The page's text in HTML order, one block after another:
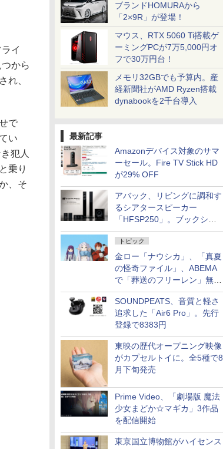
ブランドHOMURAから
「2×9R」が登場！
マウス、RTX 5060 Ti搭載ゲ
ーミングPCが7万5,000円オ
フで30万円台！
メモリ32GBでも予算内。産
経新聞社がAMD Ryzen搭載
dynabookを2千台導入
最新記事
Amazonデバイス対象のサマ
ーセール。Fire TV Stick HD
が29% OFF
アバック、リビングに調和す
るシアタースピーカー
「HFSP250」。ブックシェ
ルフはペア3万円以下
トピック
金ロー「ナウシカ」、「真夏
の怪奇ファイル」、ABEMA
で「葬送のフリーレン」無料
配信など。夏の特番・配信情
報
SOUNDPEATS、音質と軽さ
追求した「Air6 Pro」。先行
登録で8383円
東映の歴代オープニング映像
がカプセルトイに。全5種で8
月下旬発売
Prime Video、「劇場版 魔法
少女まどか☆マギカ」3作品
を配信開始
東京国立博物館がハイセンス
イ
から
れ、
で
い
犯人
乗り
、そ